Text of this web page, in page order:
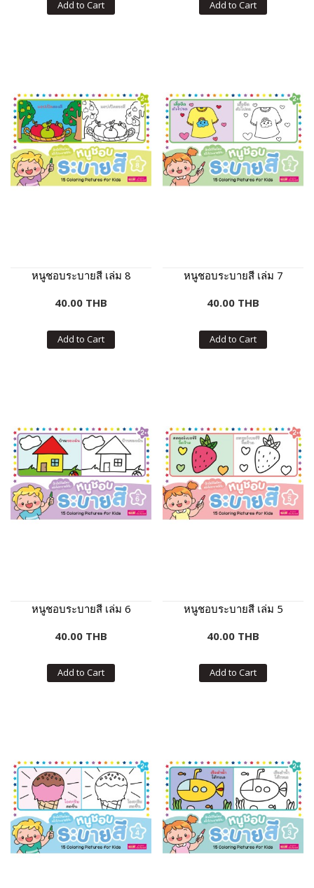
Add to Cart Add to Cart
หนูชอบระบายสี เล่ม 8
40.00 THB
Add to Cart
หนูชอบระบายสี เล่ม 7
40.00 THB
Add to Cart
หนูชอบระบายสี เล่ม 6
40.00 THB
Add to Cart
หนูชอบระบายสี เล่ม 5
40.00 THB
Add to Cart